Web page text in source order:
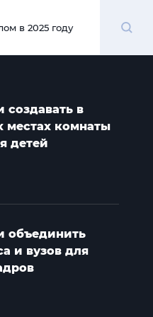
в 2025 году
создавать в
местах комнаты
детей
объединить
и вузов для